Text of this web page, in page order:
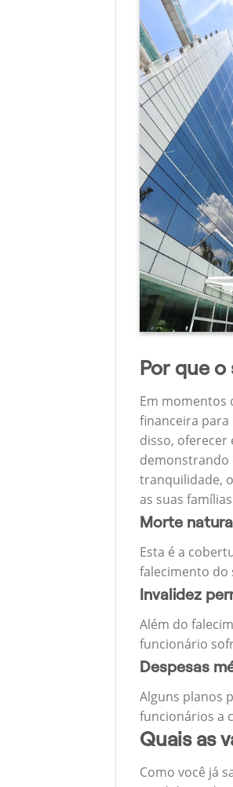
Por que
Em momentos
financeira para
disso,
demonstrando
tranquilidade,
as suas
Morte
Esta é a
falecimento do
Invalidez
Além do
funcionário
Despesas
Alguns planos
funcionários a
Quais as
Como você já